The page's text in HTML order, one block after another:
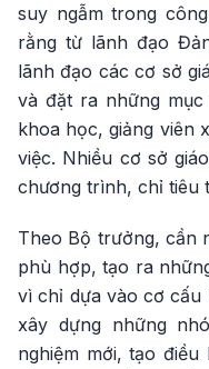
suy ngẫm trong
rằng từ lãnh đạo
lãnh đạo các cơ sở
và đặt ra những
khoa học, giảng viên
việc. Nhiều cơ sở
chương trình, chỉ tiêu
Theo Bộ trưởng, cần
phù hợp, tạo ra
vì chỉ dựa vào cơ cấu
xây dựng những
nghiệm mới, tạo